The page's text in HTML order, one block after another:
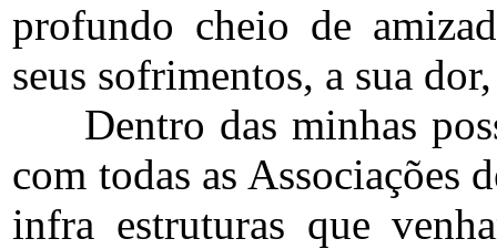
profundo cheio de
seus sofrimentos, a sua
Dentro das minhas
com todas as Associações
infra estruturas que